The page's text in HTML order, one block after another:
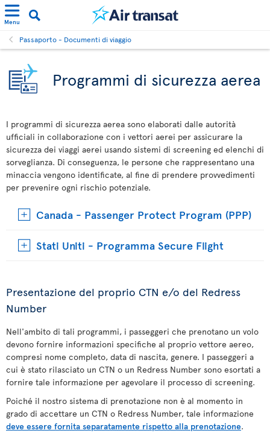
Menu
Passaporto - Documenti di viaggio
Programmi di sicurezza aerea
I programmi di sicurezza aerea sono elaborati dalle autorità
ufficiali in collaborazione con i vettori aerei per assicurare la
sicurezza dei viaggi aerei usando sistemi di screening ed elenchi di
sorveglianza. Di conseguenza, le persone che rappresentano una
minaccia vengono identificate, al fine di prendere provvedimenti
per prevenire ogni rischio potenziale.
Canada - Passenger Protect Program (PPP)
Stati Uniti - Programma Secure Flight
Presentazione del proprio CTN e/o del Redress
Number
Nell'ambito di tali programmi, i passeggeri che prenotano un volo
devono fornire informazioni specifiche al proprio vettore aereo,
compresi nome completo, data di nascita, genere. I passeggeri a
cui è stato rilasciato un CTN o un Redress Number sono esortati a
fornire tale informazione per agevolare il processo di screening.
Poiché il nostro sistema di prenotazione non è al momento in
grado di accettare un CTN o Redress Number, tale informazione
deve essere fornita separatamente rispetto alla prenotazione.